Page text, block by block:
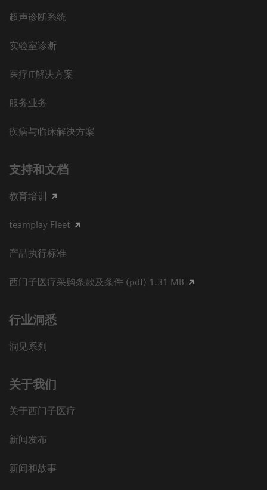
超声诊断系统
实验室诊断
医疗IT解决方案
服务业务
疾病与临床解决方案
支持和文档
教育培训
teamplay Fleet
产品执行标准
西门子医疗采购条款及条件 (pdf) 1.31 MB
行业洞悉
洞见系列
关于我们
关于西门子医疗
新闻发布
新闻和故事